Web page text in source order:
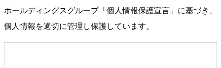
ホールディングスグループ「個人情報保護宣言」に基づき、
個人情報を適切に管理し保護しています。